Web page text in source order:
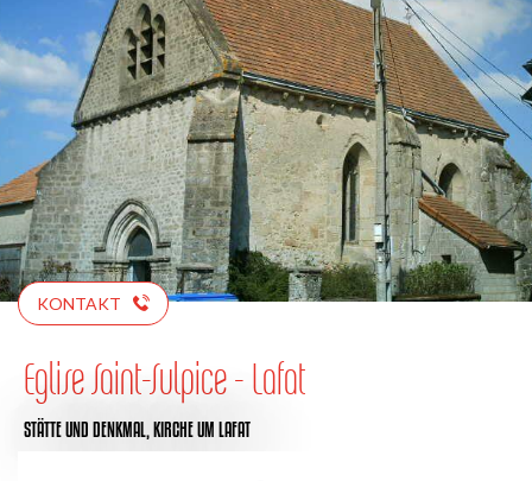
KONTAKT
Eglise Saint-Sulpice - Lafat
STÄTTE UND DENKMAL, KIRCHEUM LAFAT